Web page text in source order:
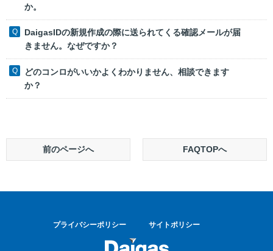
か。
DaigasIDの新規作成の際に送られてくる確認メールが届
きません。なぜですか？
どのコンロがいいかよくわかりません、相談できます
か？
前のページへ FAQTOPへ
プライバシーポリシー サイトポリシー